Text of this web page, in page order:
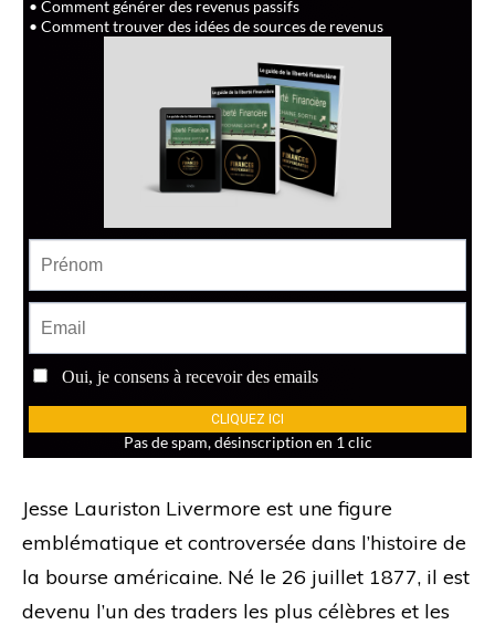
Jesse Lauriston Livermore est une figure
emblématique et controversée dans l’histoire de
la bourse américaine. Né le 26 juillet 1877, il est
devenu l’un des traders les plus célèbres et les